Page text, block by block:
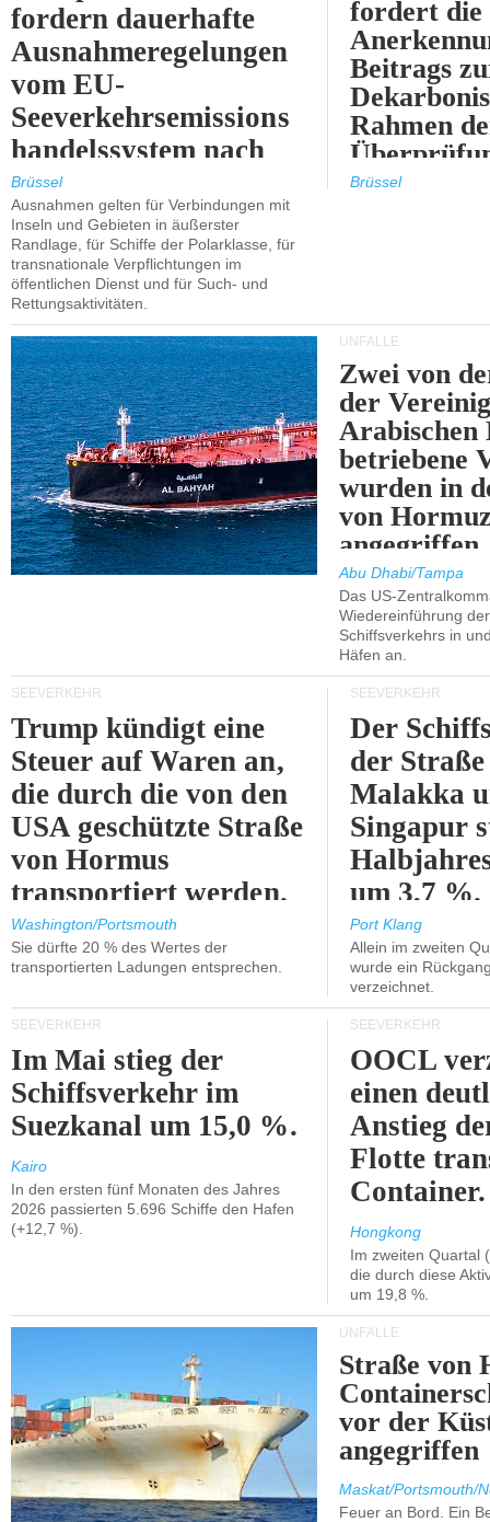
fordern dauerhafte
Ausnahmeregelungen
vom EU-
Seeverkehrsemissions
handelssystem nach
2030.
Brüssel
Ausnahmen gelten für Verbindungen mit
Inseln und Gebieten in äußerster
Randlage, für Schiffe der Polarklasse, für
transnationale Verpflichtungen im
öffentlichen Dienst und für Such- und
Rettungsaktivitäten.
fordert die
Beitrags
Rahmen
ETS.
Brüssel
UNFÄLLE
Zwei von
der
Arabischen
betriebene
wurden in
von
angegriffen.
Abu Dhabi/Tampa
Das US-
Wiedereinführung
Schiffsverkehrs in
Häfen an.
SEEVERKEHR
Trump kündigt eine
Steuer auf Waren an,
die durch die von den
USA geschützte Straße
von Hormus
transportiert werden.
Washington/Portsmouth
Sie dürfte 20 % des Wertes der
transportierten Ladungen entsprechen.
SEEVERKEHR
Der
der
Malakka
Singapur
um 3,7 %.
Port Klang
Allein im zweiten
wurde ein
verzeichnet.
SEEVERKEHR
Im Mai stieg der
Schiffsverkehr im
Suezkanal um 15,0 %.
Kairo
In den ersten fünf Monaten des Jahres
2026 passierten 5.696 Schiffe den Hafen
(+12,7 %).
SEEVERKEHR
OOCL
einen
Anstieg
Flotte
Container.
Hongkong
Im zweiten Quartal
die durch diese
um 19,8 %.
UNFÄLLE
Straße von
vor der
angegriffen
Maskat/Portsmouth/
Feuer an Bord. Ein